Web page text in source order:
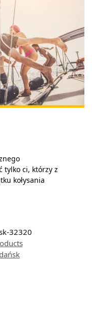
tylko ci, którzy z
kołysania
32320